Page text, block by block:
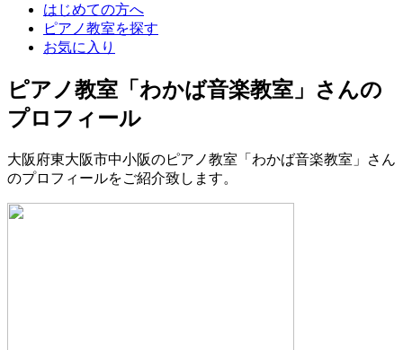
はじめての方へ
ピアノ教室を探す
お気に入り
ピアノ教室「わかば音楽教室」さんの
プロフィール
大阪府東大阪市中小阪のピアノ教室「わかば音楽教室」さん
のプロフィールをご紹介致します。